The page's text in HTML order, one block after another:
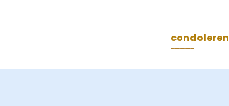
condoleren